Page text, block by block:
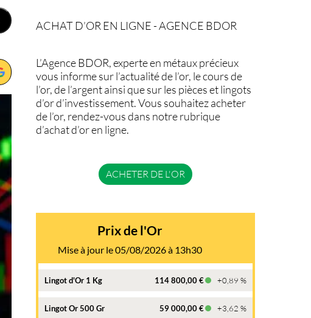
ACHAT D’OR EN LIGNE - AGENCE BDOR
L’Agence BDOR, experte en métaux précieux
vous informe sur l’actualité de l’or, le cours de
l’or, de l’argent ainsi que sur les pièces et lingots
d’or d’investissement. Vous souhaitez acheter
de l’or, rendez-vous dans notre rubrique
d’achat d’or en ligne.
ACHETER DE L'OR
Prix de l'Or
Mise à jour le 05/08/2026 à 13h30
Lingot d'Or 1 Kg 114 800,00 € +0,89 %
Lingot Or 500 Gr 59 000,00 € +3,62 %